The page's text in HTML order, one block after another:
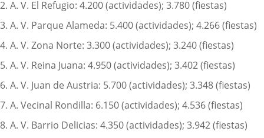
2. A. V. El Refugio: 4.200 (actividades); 3.780 (fiestas)
3. A. V. Parque Alameda: 5.400 (actividades); 4.266 (fiestas)
4. A. V. Zona Norte: 3.300 (actividades); 3.240 (fiestas)
5. A. V. Reina Juana: 4.950 (actividades); 3.402 (fiestas)
6. A. V. Juan de Austria: 5.700 (actividades); 3.348 (fiestas)
7. A. Vecinal Rondilla: 6.150 (actividades); 4.536 (fiestas)
8. A. V. Barrio Delicias: 4.350 (actividades); 3.942 (fiestas)